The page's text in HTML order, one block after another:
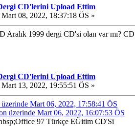
CD'lerini Upload Ettim
Mart 08, 2022, 18:37:18 ÖS »
Aralık 1999 dergi CD'si olan var mı?
CD'lerini Upload Ettim
Mart 13, 2022, 19:55:51 ÖS »
üzerinde Mart 06, 2022, 17:58:41 ÖS
üzerinde Mart 06, 2022, 16:07:53 ÖS
97 Türkçe EĞitim CD'Si